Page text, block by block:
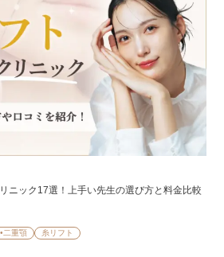
ニック17選！上手い先生の選び方と料金比較
二重顎 糸リフト